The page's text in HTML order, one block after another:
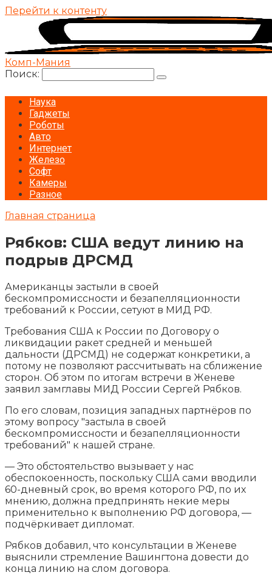
Перейти к контенту
Комп-Мания
Поиск:
Наука
Гаджеты
Роботы
Авто
Интернет
Железо
Софт
Камеры
Разное
Главная страница
Рябков: США ведут линию на
подрыв ДРСМД
Американцы застыли в своей
бескомпромиссности и безапелляционности
требований к России, сетуют в МИД РФ.
Требования США к России по Договору о
ликвидации ракет средней и меньшей
дальности (ДРСМД) не содержат конкретики, а
потому не позволяют рассчитывать на сближение
сторон. Об этом по итогам встречи в Женеве
заявил замглавы МИД России Сергей Рябков.
По его словам, позиция западных партнёров по
этому вопросу "застыла в своей
бескомпромиссности и безапелляционности
требований" к нашей стране.
— Это обстоятельство вызывает у нас
обеспокоенность, поскольку США сами вводили
60-дневный срок, во время которого РФ, по их
мнению, должна предпринять некие меры
применительно к выполнению РФ договора, —
подчёркивает дипломат.
Рябков добавил, что консультации в Женеве
выяснили стремление Вашингтона довести до
конца линию на слом договора.